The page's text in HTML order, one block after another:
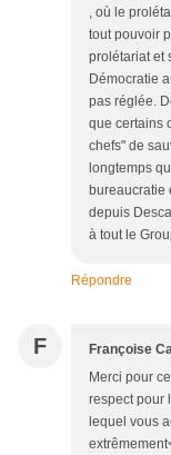
, où le
tout pouvoir
prolétariat et
Démocratie
pas réglée.
que certains
chefs" de
longtemps
bureaucratie
depuis
à tout le
Répondre
F Françoise
Merci pour
respect pour
lequel vous